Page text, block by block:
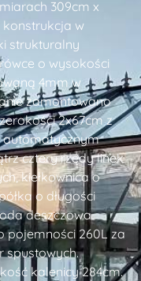
309cm x
konstrukcja w
strukturalny
o wysokości
4mm w
zamontowano
2x67cm z
automatycznym
cztery rzędy linek
kiełkownica o
o długości
deszczowa
pojemności 260L za
spustowych.
kalenicy 284cm.